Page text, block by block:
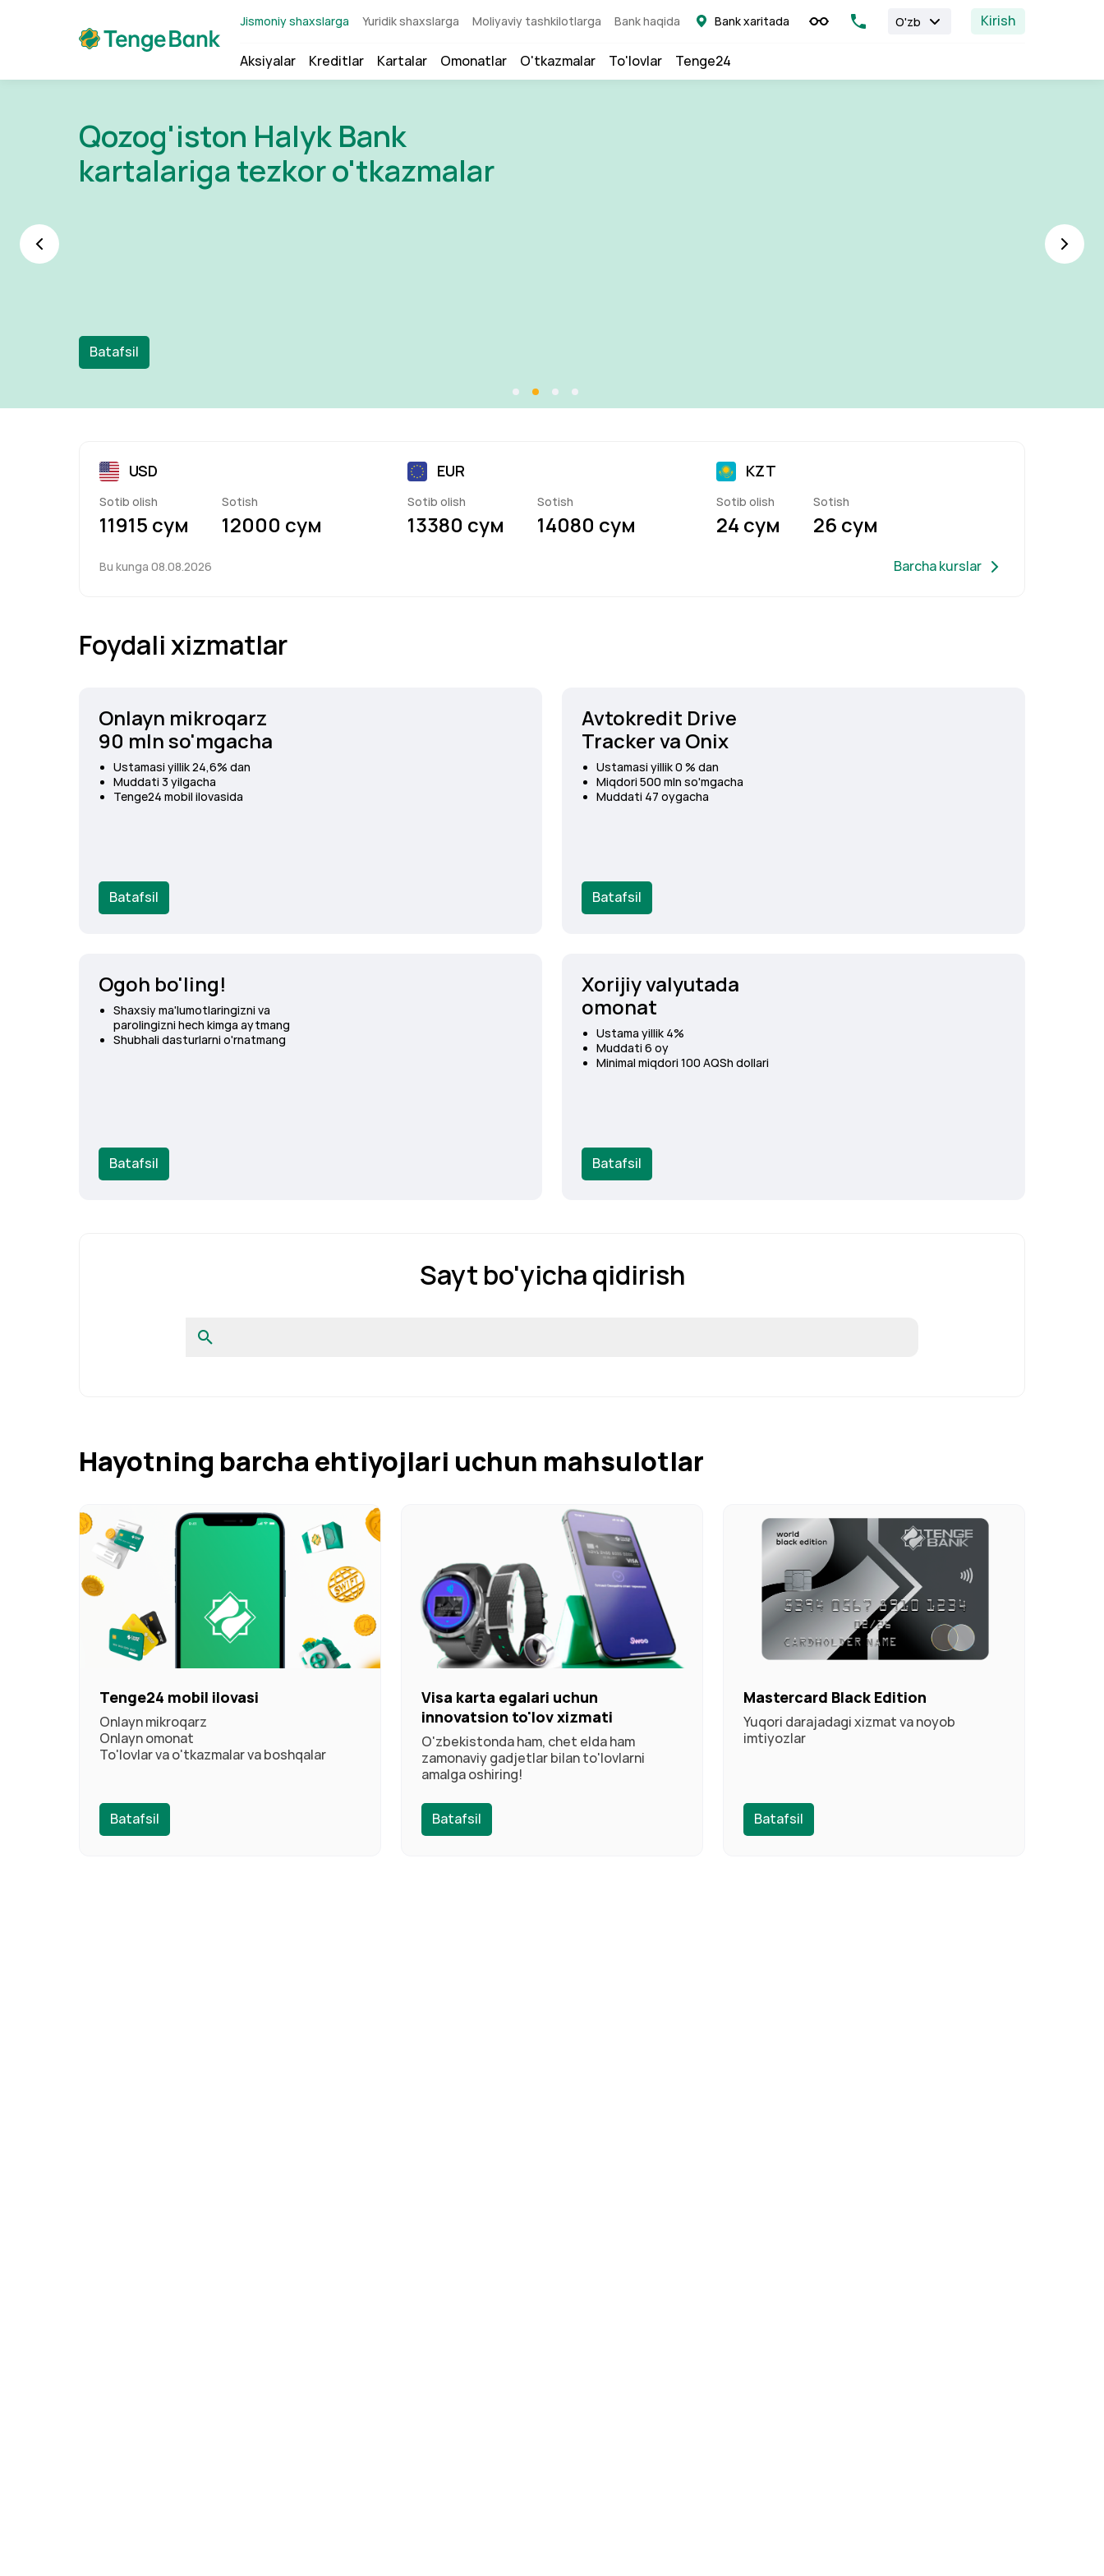
Jismoniy shaxslarga Yuridik shaxslarga Moliyaviy tashkilotlarga Bank haqida Bank xaritada O'zb Kirish
Aksiyalar Kreditlar Kartalar Omonatlar O'tkazmalar To'lovlar Tenge24
HUMO kartasi bilan to‘lovlar
endi Qozog‘istonda!
Batafsil
Qozog'iston Halyk Bank
kartalariga tezkor o'tkazmalar
Batafsil
Visa karta egalari uchun
innovatsion to'lov xizmati
Batafsil
Didox foydalanuvchilari uchun
maxsus kredit shartlari!
Batafsil
USD
Sotib olish
11915 сум
Sotish
12000 сум
EUR
Sotib olish
13380 сум
Sotish
14080 сум
KZT
Sotib olish
24 сум
Sotish
26 сум
Bu kunga 08.08.2026 Barcha kurslar
Foydali xizmatlar
Onlayn mikroqarz
90 mln so'mgacha
Ustamasi yillik 24,6% dan
Muddati 3 yilgacha
Tenge24 mobil ilovasida
Batafsil
Avtokredit Drive
Tracker va Onix
Ustamasi yillik 0 % dan
Miqdori 500 mln so'mgacha
Muddati 47 oygacha
Batafsil
Ogoh bo'ling!
Shaxsiyma'lumotlaringizni va
parolingizni hech kimga aytmang
Shubhali dasturlarni o'rnatmang
Batafsil
Xorijiy valyutada
omonat
Ustama yillik 4%
Muddati 6 oy
Minimal miqdori 100 AQSh dollari
Batafsil
Sayt bo'yicha qidirish
Hayotning barcha ehtiyojlari uchun mahsulotlar
Tenge24 mobil ilovasi
Onlayn mikroqarz
Onlayn omonat
To'lovlar va o'tkazmalar va boshqalar
Batafsil
Visa karta egalari uchun
innovatsion to'lov xizmati
O'zbekistonda ham, chet elda ham
zamonaviy gadjetlar bilan to'lovlarni
amalga oshiring!
Batafsil
Mastercard Black Edition
Yuqori darajadagi xizmat va noyob
imtiyozlar
Batafsil